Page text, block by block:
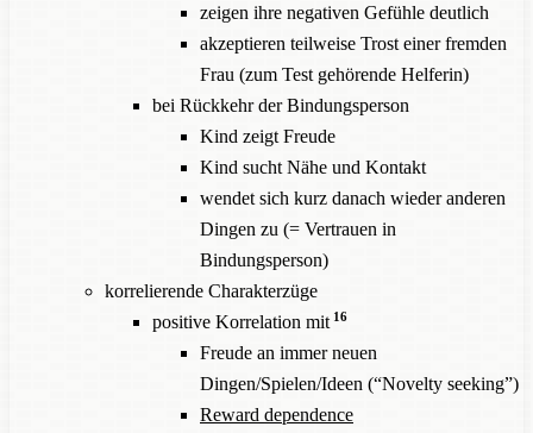
zeigen ihre negativen Gefühle deutlich
akzeptieren teilweise Trost einer fremden
Frau (zum Test gehörende Helferin)
bei Rückkehr der Bindungsperson
Kind zeigt Freude
Kind sucht Nähe und Kontakt
wendet sich kurz danach wieder anderen
Dingen zu (= Vertrauen in
Bindungsperson)
korrelierende Charakterzüge
positive Korrelation mit 16
Freude an immer neuen
Dingen/Spielen/Ideen (“Novelty seeking”)
Reward dependence